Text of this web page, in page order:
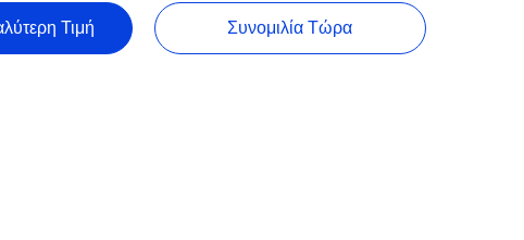
Τιμή Συνομιλία Τώρα